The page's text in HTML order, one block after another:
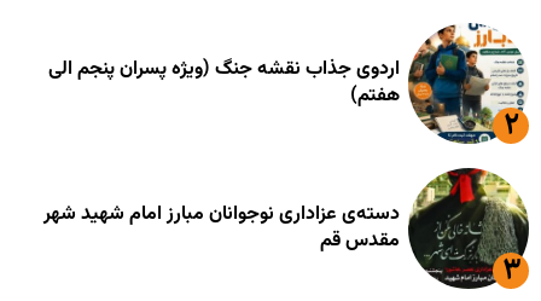
اردوی جذاب نقشه جنگ (ویژه پسران پنجم الی
هفتم)
دسته‌ی عزاداری نوجوانان مبارز امام شهید شهر
مقدس قم